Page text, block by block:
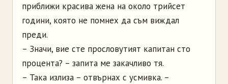
приближи красива жена на около трийсет
години, която не помнех да съм виждал
преди.
– Значи, вие сте прословутият капитан сто
процента? – запита ме закачливо тя.
– Така излиза – отвърнах с усмивка. –